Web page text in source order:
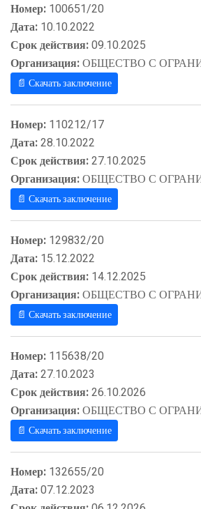
Номер: 100651/20
Дата: 10.10.2022
Срок действия:09.10.2025
Организация:ОБЩЕСТВО С
📄 Скачать заключение
Номер: 110212/17
Дата:28.10.2022
Срок действия:27.10.2025
Организация:ОБЩЕСТВО С
📄 Скачать заключение
Номер: 129832/20
Дата: 15.12.2022
Срок действия: 14.12.2025
Организация:ОБЩЕСТВО С
📄 Скачать заключение
Номер: 115638/20
Дата:27.10.2023
Срок действия:26.10.2026
Организация:ОБЩЕСТВО С
📄 Скачать заключение
Номер: 132655/20
Дата:07.12.2023